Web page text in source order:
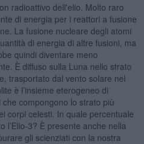
radioattivo dell'elio. Molto raro
di energia per i reattori a fusione
La fusione nucleare degli atomi
di energia di altre fusioni, ma
quindi diventare meno
È diffuso sulla Luna nello strato
trasportato dal vento solare nel
è l’insieme eterogeneo di
compongono lo strato più
corpi celesti. In quale percentuale
l’Elio-3? È presente anche nella
gli scienziati con la nostra